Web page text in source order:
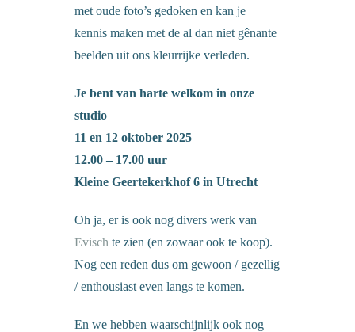
met oude foto’s gedoken en kan je
kennis maken met de al dan niet gênante
beelden uit ons kleurrijke verleden.
Je bent van harte welkom in onze
studio
11 en 12 oktober 2025
12.00 – 17.00 uur
Kleine Geertekerkhof 6 in Utrecht
Oh ja, er is ook nog divers werk van
Evisch te zien (en zowaar ook te koop).
Nog een reden dus om gewoon / gezellig
/ enthousiast even langs te komen.
En we hebben waarschijnlijk ook nog